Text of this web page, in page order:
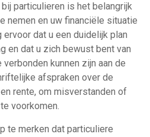
particulieren is het belangrijk
nemen en uw financiële situatie
dat u een duidelijk plan
en dat u zich bewust bent van
kunnen zijn aan de
afspraken over de
rente, om misverstanden of
voorkomen.
te merken dat particuliere